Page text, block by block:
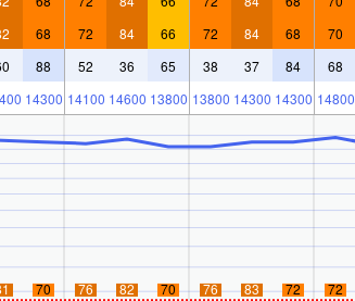
68 72 84 66 72 84 68 70
88 52 36 65 38 37 84 68
14300 14100 14600 13800 13800 14300 14300 14800
70 76 82 70 76 83 72 72